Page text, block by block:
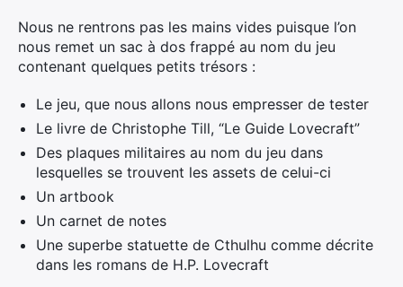
Nous ne rentrons pas les mains vides puisque l’on
nous remet un sac à dos frappé au nom du jeu
contenant quelques petits trésors :
Le jeu, que nous allons nous empresser de tester
Le livre de Christophe Till, “Le Guide Lovecraft”
Des plaques militaires au nom du jeu dans
lesquelles se trouvent les assets de celui-ci
Un artbook
Un carnet de notes
Une superbe statuette de Cthulhu comme décrite
dans les romans de H.P. Lovecraft